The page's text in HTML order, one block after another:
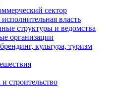
сектор
власть
структуры и ведомства
организации
культура, туризм
строительство